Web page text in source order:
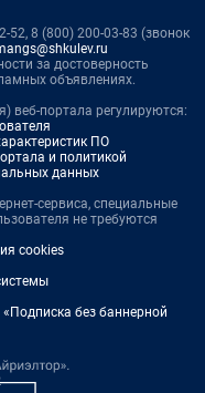
52, 8 (800) 200-03-83 (звонок
за достоверность
объявлениях.
веб-портала регулируются:
ПО
и политикой
данных
сервиса, специальные
не требуются
cookies
без баннерной